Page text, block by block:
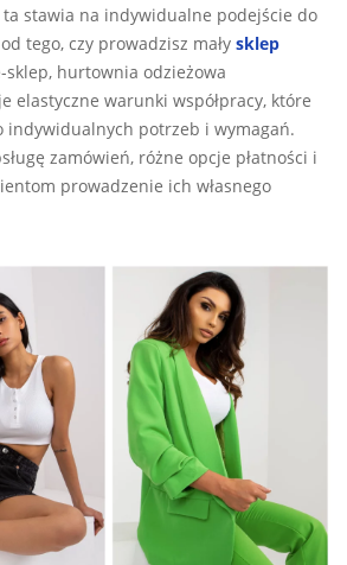
stawia na indywidualne podejście do
tego, czy prowadzisz mały sklep
sklep, hurtownia odzieżowa
elastyczne warunki współpracy, które
indywidualnych potrzeb i wymagań.
zamówień, różne opcje płatności i
prowadzenie ich własnego